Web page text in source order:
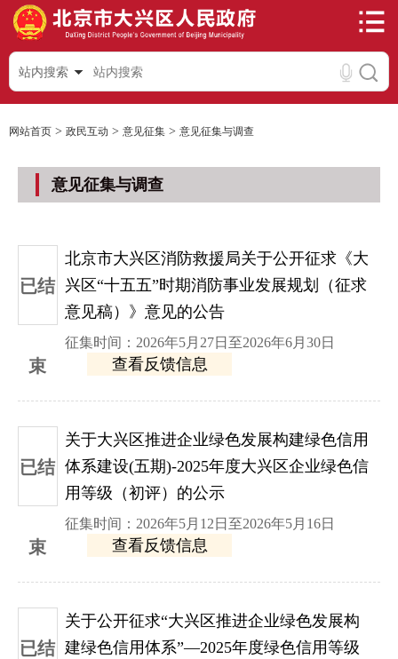
站内搜索
网站首页 > 政民互动 > 意见征集 > 意见征集与调查
意见征集与调查
已结
束
北京市大兴区消防救援局关于公开征求《大
兴区“十五五”时期消防事业发展规划（征求
意见稿）》意见的公告
征集时间：2026年5月27日至2026年6月30日
查看反馈信息
已结
束
关于大兴区推进企业绿色发展构建绿色信用
体系建设(五期)-2025年度大兴区企业绿色信
用等级（初评）的公示
征集时间：2026年5月12日至2026年5月16日
查看反馈信息
已结
关于公开征求“大兴区推进企业绿色发展构
建绿色信用体系”—2025年度绿色信用等级